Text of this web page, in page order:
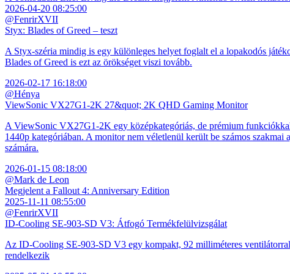
2026-04-20 08:25:00
@FenrirXVII
Styx: Blades of Greed – teszt
A Styx-széria mindig is egy különleges helyet foglalt el a lopakodós
Blades of Greed is ezt az örökséget viszi tovább.
2026-02-17 16:18:00
@Hénya
ViewSonic VX27G1-2K 27&quot; 2K QHD Gaming Monitor
A ViewSonic VX27G1-2K egy középkategóriás, de prémium
1440p kategóriában. A monitor nem véletlenül került be számos
számára.
2026-01-15 08:18:00
@Mark de Leon
Megjelent a Fallout 4: Anniversary Edition
2025-11-11 08:55:00
@FenrirXVII
ID-Cooling SE-903-SD V3: Átfogó Termékfelülvizsgálat
Az ID-Cooling SE-903-SD V3 egy kompakt, 92 milliméteres ventilátorral
rendelkezik